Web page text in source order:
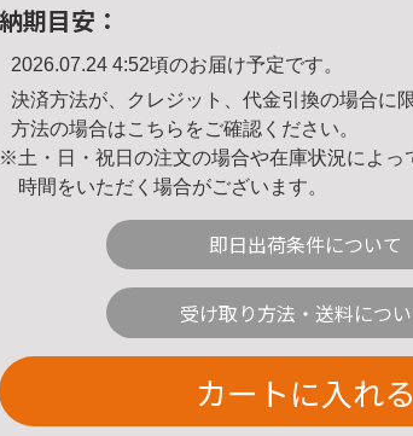
納期目安：
2026.07.24 4:52頃のお届け予定です。
決済方法が、クレジット、代金引換の場合に
方法の場合はこちら をご確認ください。
※土・日・祝日の注文の場合や在庫状況によっ
時間をいただく場合がございます。
即日出荷条件について
受け取り方法・送料につ
カートに入れる